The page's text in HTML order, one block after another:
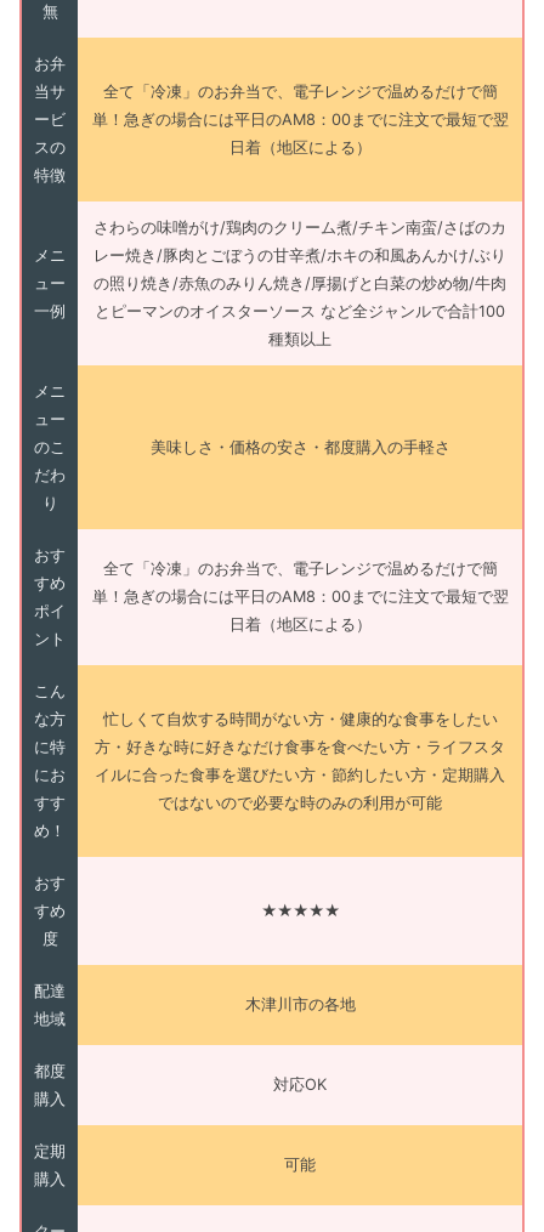
無
お弁
当サ
ービ
スの
特徴
全て「冷凍」のお弁当で、電子レンジで温めるだけで簡
単！急ぎの場合には平日のAM8：00までに注文で最短で翌
日着（地区による）
メニ
ュー
一例
さわらの味噌がけ/鶏肉のクリーム煮/チキン南蛮/さばのカ
レー焼き/豚肉とごぼうの甘辛煮/ホキの和風あんかけ/ぶり
の照り焼き/赤魚のみりん焼き/厚揚げと白菜の炒め物/牛肉
とピーマンのオイスターソース など全ジャンルで合計100
種類以上
メニ
ュー
のこ
だわ
り
美味しさ・価格の安さ・都度購入の手軽さ
おす
すめ
ポイ
ント
全て「冷凍」のお弁当で、電子レンジで温めるだけで簡
単！急ぎの場合には平日のAM8：00までに注文で最短で翌
日着（地区による）
こん
な方
に特
にお
すす
め！
忙しくて自炊する時間がない方・健康的な食事をしたい
方・好きな時に好きなだけ食事を食べたい方・ライフスタ
イルに合った食事を選びたい方・節約したい方・定期購入
ではないので必要な時のみの利用が可能
おす
すめ
度
★★★★★
配達
地域
木津川市の各地
都度
購入
対応OK
定期
購入
可能